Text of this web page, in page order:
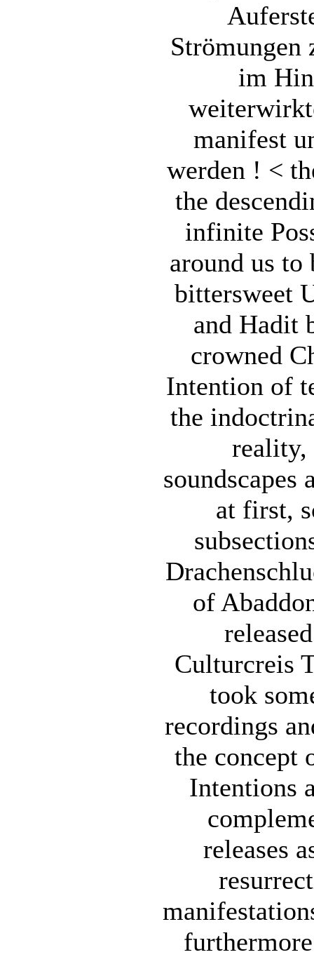
Strömungen
im
manifest
werden ! <
the
infinite
around us to
bittersweet
and Hadit
crowned
Intention of
the
reality,
at first,
of
Culturcreis
took
recordings
the
Intentions
releases